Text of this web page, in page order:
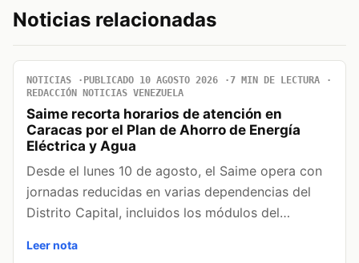
Noticias relacionadas
NOTICIAS PUBLICADO 10 AGOSTO 2026
7 MIN DE LECTURA
REDACCIÓN NOTICIAS VENEZUELA
Saime recorta horarios de atención en
Caracas por el Plan de Ahorro de Energía
Eléctrica y Agua
Desde el lunes 10 de agosto, el Saime opera con
jornadas reducidas en varias dependencias del
Distrito Capital, incluidos los módulos del…
Leer nota